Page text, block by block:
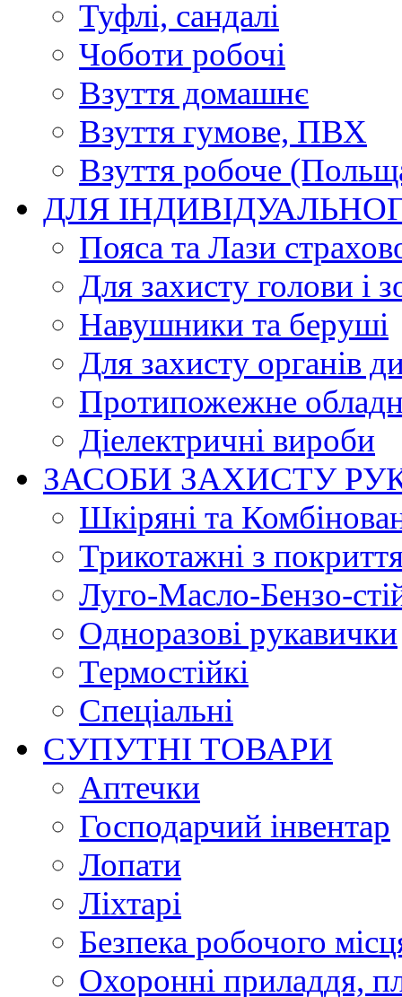
Туфлі, сандалі
Чоботи робочі
Взуття домашнє
Взуття гумове, ПВХ
Взуття робоче
ДЛЯ
Пояса та Лази
Для захисту голови і
Навушники та беруші
Для захисту органів
Протипожежне
Діелектричні вироби
ЗАСОБИ ЗАХИСТУ
Шкіряні та
Трикотажні з
Луго-Масло-Бензо-
Одноразові рукавички
Термостійкі
Спеціальні
СУПУТНІ ТОВАРИ
Аптечки
Господарчий інвентар
Лопати
Ліхтарі
Безпека робочого
Охоронні приладдя,